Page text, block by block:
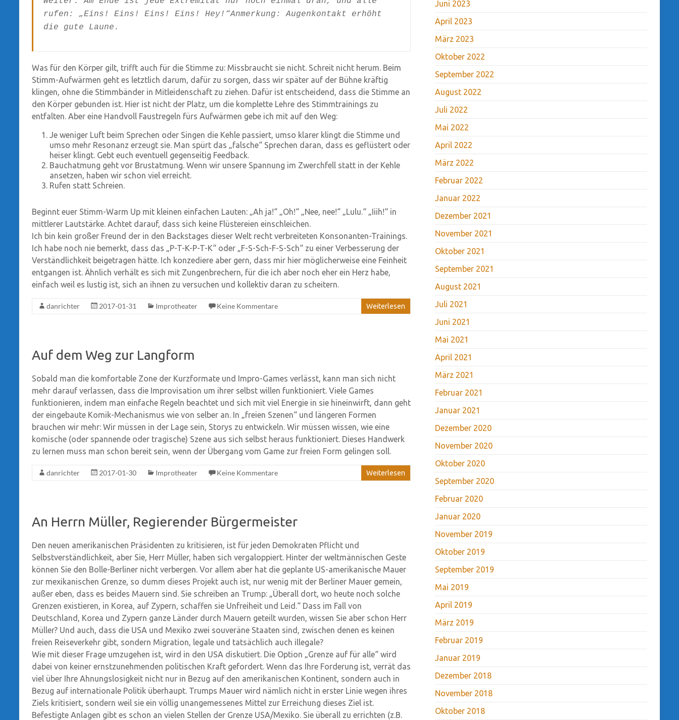
rufen: „Eins! Eins! Eins! Eins! Hey!“Anmerkung: Augenkontakt erhöht
die gute Laune.
Was für den Körper gilt, trifft auch für die Stimme zu: Missbraucht sie nicht. Schreit nicht herum. Beim
Stimm-Aufwärmen geht es letztlich darum, dafür zu sorgen, dass wir später auf der Bühne kräftig
klingen, ohne die Stimmbänder in Mitleidenschaft zu ziehen. Dafür ist entscheidend, dass die Stimme an
den Körper gebunden ist. Hier ist nicht der Platz, um die komplette Lehre des Stimmtrainings zu
entfalten. Aber eine Handvoll Faustregeln fürs Aufwärmen gebe ich mit auf den Weg:
Je weniger Luft beim Sprechen oder Singen die Kehle passiert, umso klarer klingt die Stimme und
umso mehr Resonanz erzeugt sie. Man spürt das „falsche“ Sprechen daran, dass es geflüstert oder
heiser klingt. Gebt euch eventuell gegenseitig Feedback.
Bauchatmung geht vor Brustatmung. Wenn wir unsere Spannung im Zwerchfell statt in der Kehle
ansetzen, haben wir schon viel erreicht.
Rufen statt Schreien.
Beginnt euer Stimm-Warm Up mit kleinen einfachen Lauten: „Ah ja!“ „Oh!“ „Nee, nee!“ „Lulu.“ „Iiih!“ in
mittlerer Lautstärke. Achtet darauf, dass sich keine Flüstereien einschleichen.
Ich bin kein großer Freund der in den Backstages dieser Welt recht verbreiteten Konsonanten-Trainings.
Ich habe noch nie bemerkt, dass das „P-T-K-P-T-K“ oder „F-S-Sch-F-S-Sch“ zu einer Verbesserung der
Verständlichkeit beigetragen hätte. Ich konzediere aber gern, dass mir hier möglicherweise eine Feinheit
entgangen ist. Ähnlich verhält es sich mit Zungenbrechern, für die ich aber noch eher ein Herz habe,
einfach weil es lustig ist, sich an ihnen zu versuchen und kollektiv daran zu scheitern.
danrichter 2017-01-31 Improtheater Keine Kommentare Weiterlesen
Auf dem Weg zur Langform
Sobald man die komfortable Zone der Kurzformate und Impro-Games verlässt, kann man sich nicht
mehr darauf verlassen, dass die Improvisation um ihrer selbst willen funktioniert. Viele Games
funktionieren, indem man einfache Regeln beachtet und sich mit viel Energie in sie hineinwirft, dann geht
der eingebaute Komik-Mechanismus wie von selber an. In „freien Szenen“ und längeren Formen
brauchen wir mehr: Wir müssen in der Lage sein, Storys zu entwickeln. Wir müssen wissen, wie eine
komische (oder spannende oder tragische) Szene aus sich selbst heraus funktioniert. Dieses Handwerk
zu lernen muss man schon bereit sein, wenn der Übergang vom Game zur freien Form gelingen soll.
danrichter 2017-01-30 Improtheater Keine Kommentare Weiterlesen
An Herrn Müller, Regierender Bürgermeister
Den neuen amerikanischen Präsidenten zu kritisieren, ist für jeden Demokraten Pflicht und
Selbstverständlichkeit, aber Sie, Herr Müller, haben sich vergaloppiert. Hinter der weltmännischen Geste
können Sie den Bolle-Berliner nicht verbergen. Vor allem aber hat die geplante US-amerikanische Mauer
zur mexikanischen Grenze, so dumm dieses Projekt auch ist, nur wenig mit der Berliner Mauer gemein,
außer eben, dass es beides Mauern sind. Sie schreiben an Trump: „Überall dort, wo heute noch solche
Grenzen existieren, in Korea, auf Zypern, schaffen sie Unfreiheit und Leid.“ Dass im Fall von
Deutschland, Korea und Zypern ganze Länder durch Mauern geteilt wurden, wissen Sie aber schon Herr
Müller? Und auch, dass die USA und Mexiko zwei souveräne Staaten sind, zwischen denen es keinen
freien Reiseverkehr gibt, sondern Migration, legale und tatsächlich auch illegale?
Wie mit dieser Frage umzugehen ist, wird in den USA diskutiert. Die Option „Grenze auf für alle“ wird
dabei von keiner ernstzunehmenden politischen Kraft gefordert. Wenn das Ihre Forderung ist, verrät das
viel über Ihre Ahnungslosigkeit nicht nur in Bezug auf den amerikanischen Kontinent, sondern auch in
Bezug auf internationale Politik überhaupt. Trumps Mauer wird nämlich nicht in erster Linie wegen ihres
Ziels kritisiert, sondern weil sie ein völlig unangemessenes Mittel zur Erreichung dieses Ziel ist.
Befestigte Anlagen gibt es schon an vielen Stellen der Grenze USA/Mexiko. Sie überall zu errichten (z.B.
Juni 2023
April 2023
März 2023
Oktober 2022
September 2022
August 2022
Juli 2022
Mai 2022
April 2022
März 2022
Februar 2022
Januar 2022
Dezember 2021
November 2021
Oktober 2021
September 2021
August 2021
Juli 2021
Juni 2021
Mai 2021
April 2021
März 2021
Februar 2021
Januar 2021
Dezember 2020
November 2020
Oktober 2020
September 2020
Februar 2020
Januar 2020
November 2019
Oktober 2019
September 2019
Mai 2019
April 2019
März 2019
Februar 2019
Januar 2019
Dezember 2018
November 2018
Oktober 2018